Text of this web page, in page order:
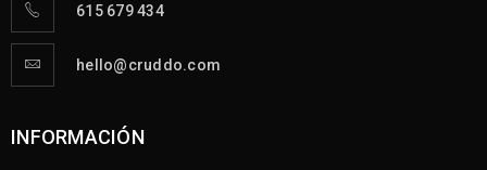
615 679 434
hello@cruddo.com
INFORMACIÓN